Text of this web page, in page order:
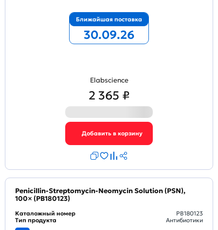
Ближайшая поставка
30.09.26
Elabscience
2 365 ₽
Penicillin-Streptomycin-Neomycin Solution (PSN),
100× (PB180123)
Каталожный номер
PB180123
Тип продукта
Антибиотики